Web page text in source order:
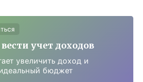
учет доходов
увеличить доход и
бюджет